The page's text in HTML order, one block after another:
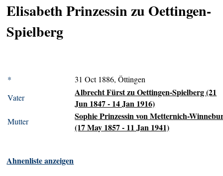
Elisabeth Prinzessin zu Oettingen-
Spielberg
*
31 Oct 1886, Öttingen
Vater
Albrecht Fürst zu Oettingen-Spielberg (21
Jun 1847 - 14 Jan 1916)
Mutter
Sophie Prinzessin von Metternich-
(17 May 1857 - 11 Jan 1941)
Ahnenliste anzeigen